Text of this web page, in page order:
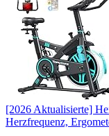
[2026 Aktualisierte]
Herzfrequenz,